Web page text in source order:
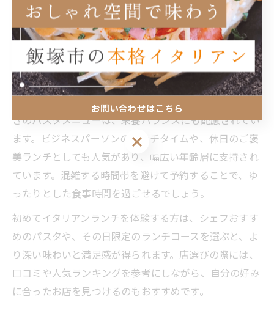
産の新鮮な野菜や季節の食材を活かしたパスタや前菜
は、素材本来の味わいを堪能できる点が魅力です。イタ
リアンレストランの多くは、落ち着いた雰囲気や静かな
空間を大切にしており、一人でも気軽に訪れやすいのが
特長です。
例えば、平日限定のランチセットや、サラダ・スープ付
きのパスタメニューは、栄養バランスにも配慮されてい
ます。ビジネスパーソンのランチタイムや、休日のご褒
美ランチとしても人気があり、幅広い年齢層に支持され
ています。混雑する時間帯を避けて予約することで、ゆ
ったりとした食事時間を過ごせるでしょう。
初めてイタリアンランチを体験する方は、シェフおすす
めのパスタや、その日限定のランチコースを選ぶと、よ
り深い味わいと満足感が得られます。店選びの際には、
口コミや人気ランキングを参考にしながら、自分の好み
に合ったお店を見つけるのもおすすめです。
お問い合わせはこちら
お問い合わせはこちら